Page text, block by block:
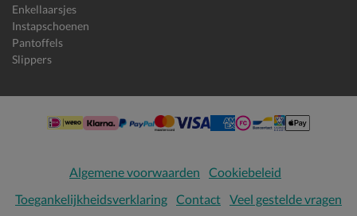
Enkellaarsjes
Instapschoenen
Pantoffels
Slippers
Algemene voorwaarden
Cookiebeleid
Toegankelijkheidsverklaring Contact Veel gestelde vragen